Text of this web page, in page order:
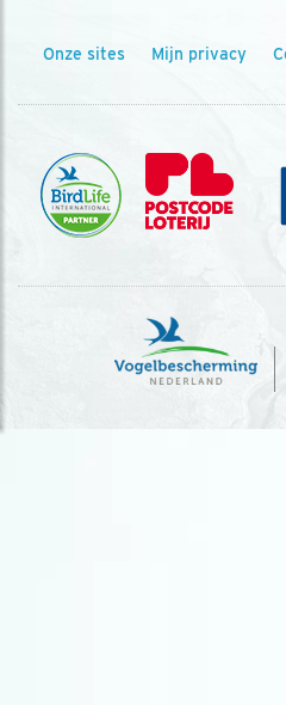
Onze sites Mijn privacy